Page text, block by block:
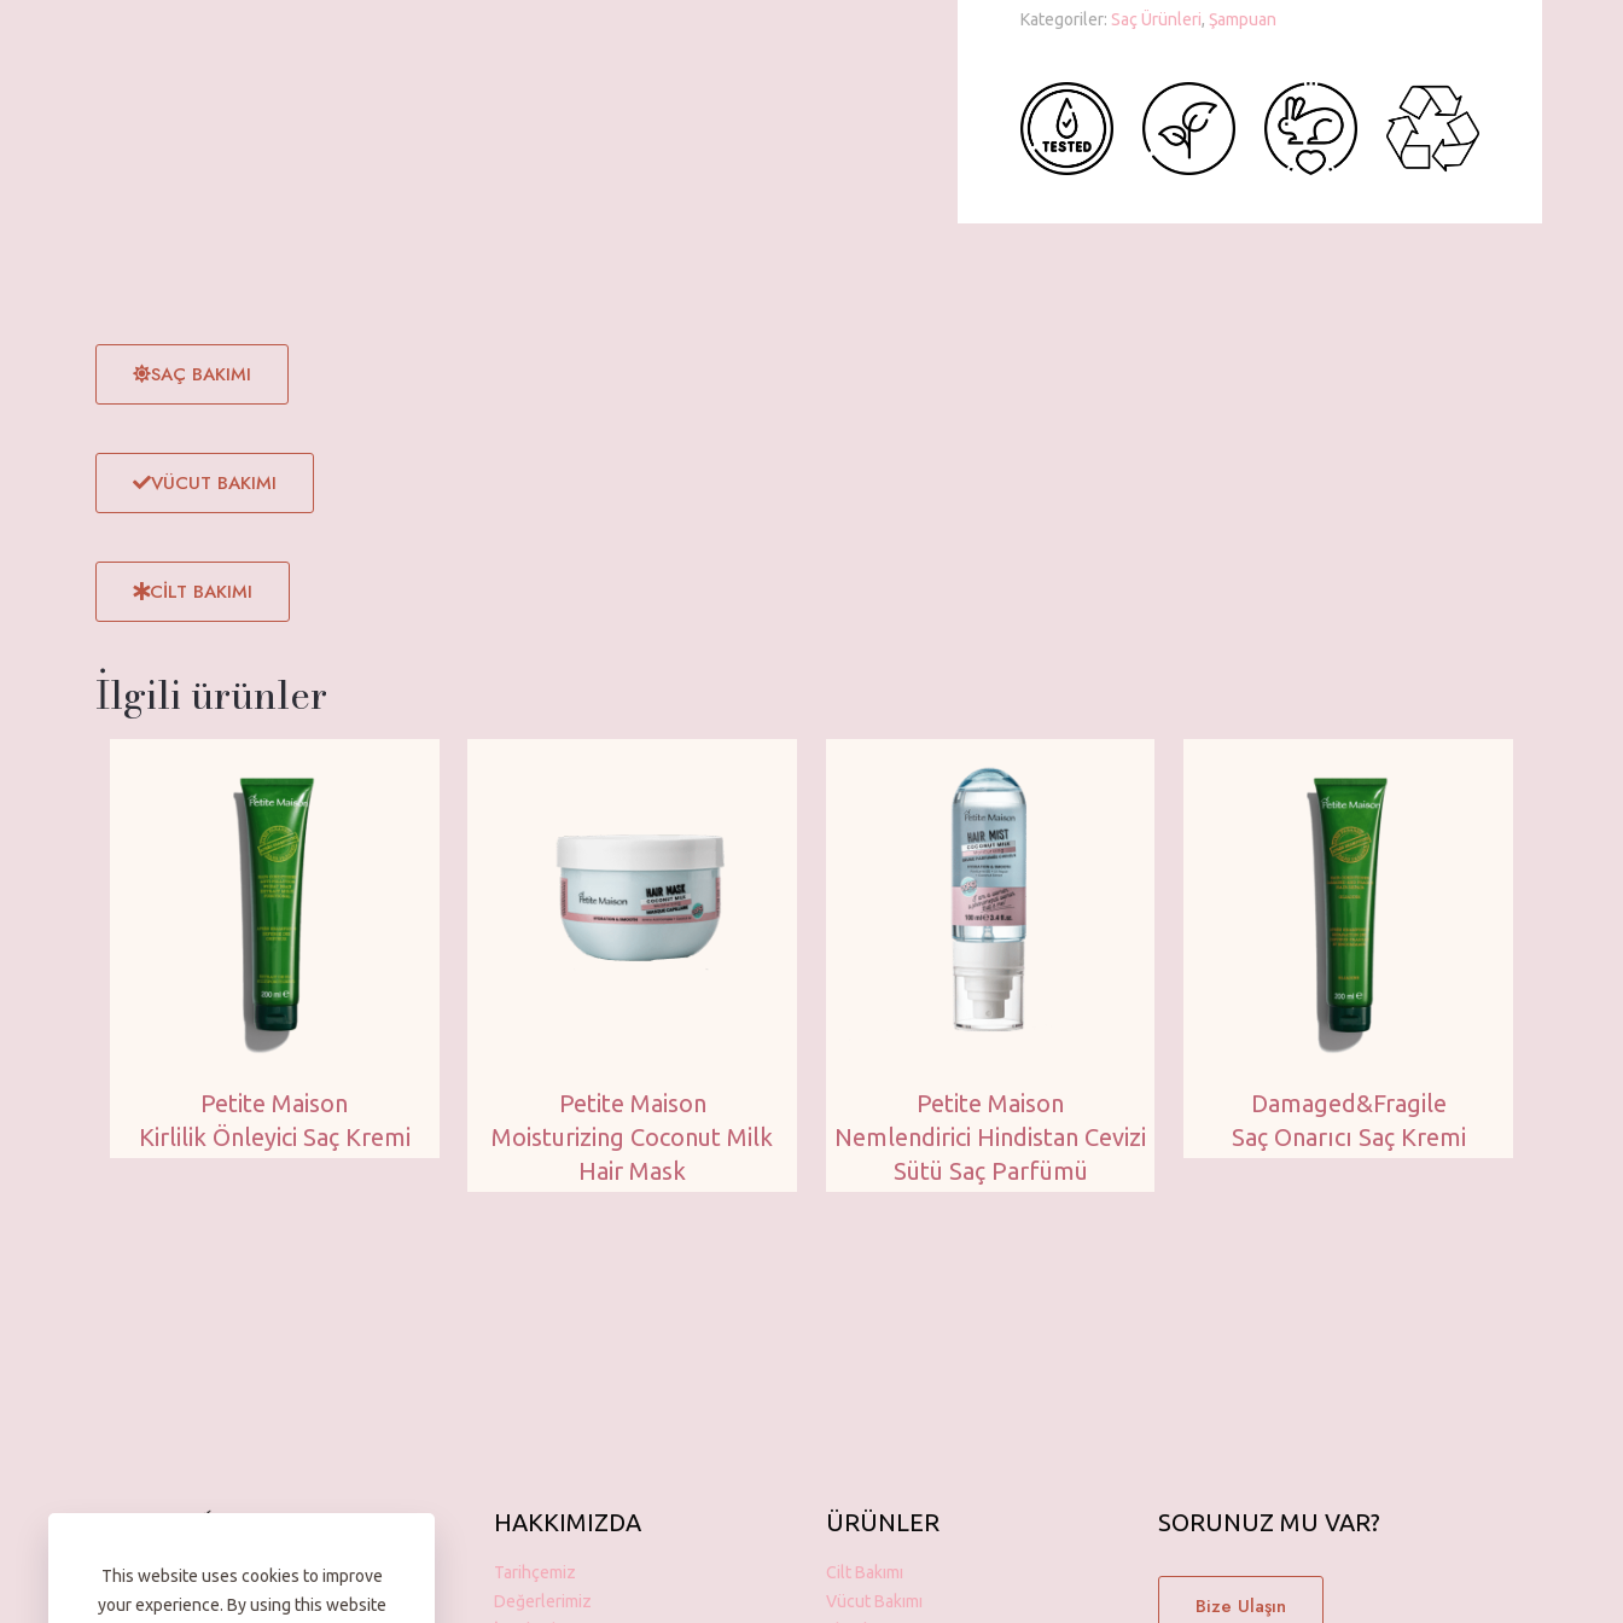
Kategoriler: Saç Ürünleri, Şampuan
SAÇ BAKIMI
VÜCUT BAKIMI
CİLT BAKIMI
İlgili ürünler
Petite Maison
Kirlilik Önleyici Saç Kremi
Petite Maison
Moisturizing Coconut Milk
Hair Mask
Petite Maison
Nemlendirici Hindistan Cevizi
Sütü Saç Parfümü
Damaged&Fragile
Saç Onarıcı Saç Kremi
HAKKIMIZDA
Tarihçemiz
Değerlerimiz
ÜRÜNLER
Cilt Bakımı
Vücut Bakımı
SORUNUZ MU VAR?
Bize Ulaşın
This website uses cookies to improve
your experience. By using this website